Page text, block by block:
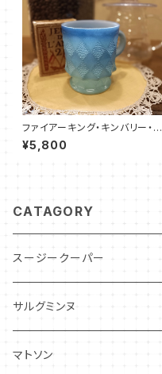
ファイアーキング・キンバリー・マ
グカップ・ブルー（FKKB0015）
¥5,800
CATAGORY
スージークーパー
パトリシアローズ
ドレスデンスプレイ
サルグミンヌ
ニーナローサ
マトソン